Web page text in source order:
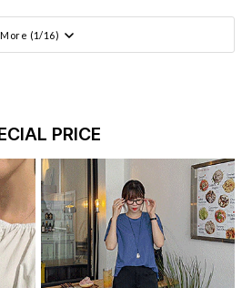
More (1/16)
PRICE